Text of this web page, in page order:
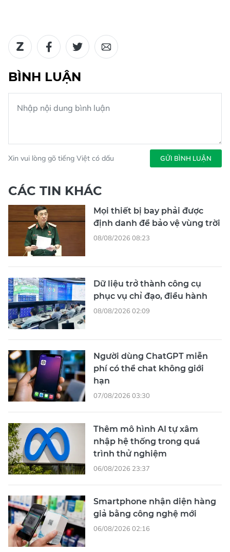
BÌNH LUẬN
Xin vui lòng gõ tiếng Việt có dấu GỬI BÌNH LUẬN
CÁC TIN KHÁC
Mọi thiết bị bay phải được
định danh để bảo vệ vùng trời
08/08/2026 08:23
Dữ liệu trở thành công cụ
phục vụ chỉ đạo, điều hành
08/08/2026 02:09
Người dùng ChatGPT miễn
phí có thể chat không giới
hạn
07/08/2026 03:30
Thêm mô hình AI tự xâm
nhập hệ thống trong quá
trình thử nghiệm
06/08/2026 23:37
Smartphone nhận diện hàng
giả bằng công nghệ mới
06/08/2026 02:16